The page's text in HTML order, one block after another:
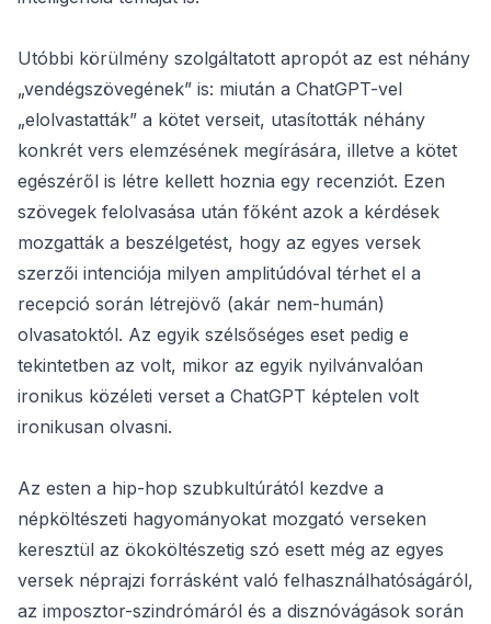
Utóbbi körülmény szolgáltatott apropót az est néhány
„vendégszövegének” is: miután a ChatGPT-vel
„elolvastatták” a kötet verseit, utasították néhány
konkrét vers elemzésének megírására, illetve a kötet
egészéről is létre kellett hoznia egy recenziót. Ezen
szövegek felolvasása után főként azok a kérdések
mozgatták a beszélgetést, hogy az egyes versek
szerzői intenciója milyen amplitúdóval térhet el a
recepció során létrejövő (akár nem-humán)
olvasatoktól. Az egyik szélsőséges eset pedig e
tekintetben az volt, mikor az egyik nyilvánvalóan
ironikus közéleti verset a ChatGPT képtelen volt
ironikusan olvasni.
Az esten a hip-hop szubkultúrától kezdve a
népköltészeti hagyományokat mozgató verseken
keresztül az ökoköltészetig szó esett még az egyes
versek néprajzi forrásként való felhasználhatóságáról,
az imposztor-szindrómáról és a disznóvágások során